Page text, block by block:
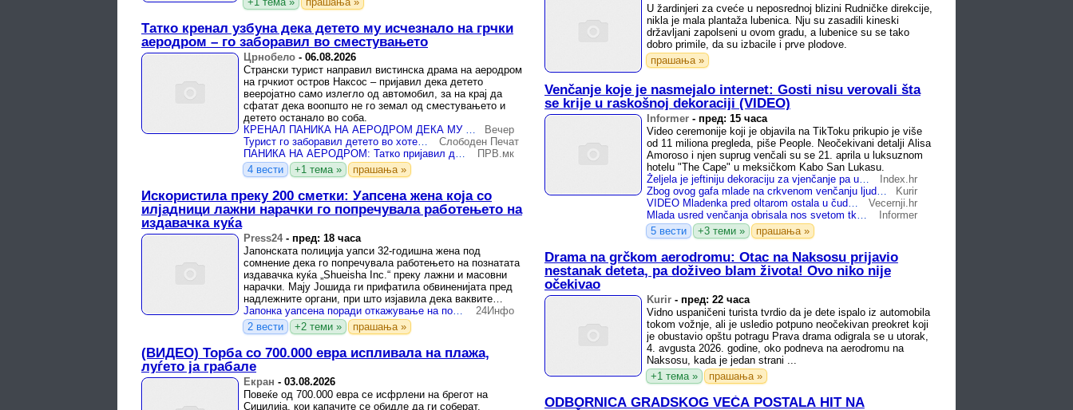
Татко кренал узбуна дека детето му исчезнало на грчки
аеродром – го заборавил во сместувањето
Црнобело - 06.08.2026
Странски турист направил вистинска драма на аеродром
на грчкиот остров Наксос – пријавил дека детето
вееројатно само излегло од автомобил, за на крај да
сфатат дека воопшто не го земал од сместувањето и
детето останало во соба.
КРЕНАЛ ПАНИКА НА АЕРОДРОМ ДЕКА МУ ИСЧЕЗНАЛО ДЕТЕТО - Испаднало дека го заборавил во сместувањето
Вечер
Турист го заборавил детето во хотел во Грција, кренал тревога на аеродром мислејќи дека исчезнало
Слободен Печат
ПАНИКА НА АЕРОДРОМ: Татко пријавил дека му исчезнало детето - го заборавил во сместувањето!
ПРВ.мк
4 вести
+1 тема » прашања »
Искористила преку 200 сметки: Уапсена жена која со
илјадници лажни нарачки го попречувала работењето на
издавачка куќа
Press24- пред: 18 часа
Јапонската полиција уапси 32-годишна жена под
сомнение дека го попречувала работењето на познатата
издавачка куќа „Shueisha Inc.“ преку лажни и масовни
нарачки. Мају Јошида ги прифатила обвиненијата пред
надлежните органи, при што изјавила дека ваквите
постапки ги правела поради ...
Јапонка уапсена поради откажување на повеќе од 2.000 нарачки од онлајн продавница за книги
24Инфо
2 вести
+2 теми » прашања »
(ВИДЕО) Торба со 700.000 евра испливала на плажа,
луѓето ја грабале
Екран - 03.08.2026
Повеќе од 700.000 евра се исфрлени на брегот на
Сицилија, кои капачите се обидле да ги соберат.
U žardinjeri za cveće u neposrednoj blizini Rudničke direkcije,
nikla je mala plantaža lubenica. Nju su zasadili kineski
državljani zapolseni u ovom gradu, a lubenice su se tako
dobro primile, da su izbacile i prve plodove.
прашања »
Venčanje koje je nasmejalo internet: Gosti nisu verovali šta
se krije u raskošnoj dekoraciji (VIDEO)
Informer- пред: 15 часа
Video ceremonije koji je objavila na TikToku prikupio je više
od 11 miliona pregleda, piše People. Neočekivani detalji Alisa
Amoroso i njen suprug venčali su se 21. aprila u luksuznom
hotelu "The Cape" u meksičkom Kabo San Lukasu.
Željela je jeftiniju dekoraciju za vjenčanje pa u aranžmanima dobila - povrće 😂
Index.hr
Zbog ovog gafa mlade na crkvenom venčanju ljudi vrište od smeha: Trenutak nepažnje postao viralan na mrežama
Kurir
VIDEO Mladenka pred oltarom ostala u čudu: 'Nisam mogla vjerovati što vidim u cvjetnim aranžmanima'
Vecernji.hr
Mlada usred venčanja obrisala nos svetom tkaninom: Snimak obišao svet i nasmejao milione (VIDEO)
Informer
5 вести
+3 теми » прашања »
Drama na grčkom aerodromu: Otac na Naksosu prijavio
nestanak deteta, pa doživeo blam života! Ovo niko nije
očekivao
Kurir- пред: 22 часа
Vidno uspaničeni turista tvrdio da je dete ispalo iz automobila
tokom vožnje, ali je usledio potpuno neočekivan preokret koji
je obustavio opštu potragu Prava drama odigrala se u utorak,
4. avgusta 2026. godine, oko podneva na aerodromu na
Naksosu, kada je jedan strani ...
+1 тема »
прашања »
ODBORNICA GRADSKOG VEĆA POSTALA HIT NA